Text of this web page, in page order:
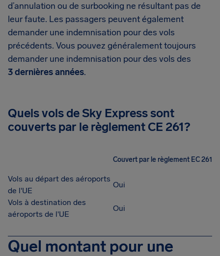
d’annulation ou de surbooking ne résultant pas de
leur faute. Les passagers peuvent également
demander une indemnisation pour des vols
précédents. Vous pouvez généralement toujours
demander une indemnisation pour des vols des
3 dernières années.
Quels vols de Sky Express sont
couverts par le règlement CE 261?
Couvert par le règlement EC 261
Vols au départ des aéroports
de l'UE
Oui
Vols à destination des
aéroports de l'UE
Oui
Quel montant pour une